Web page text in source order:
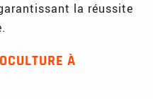
la réussite
À